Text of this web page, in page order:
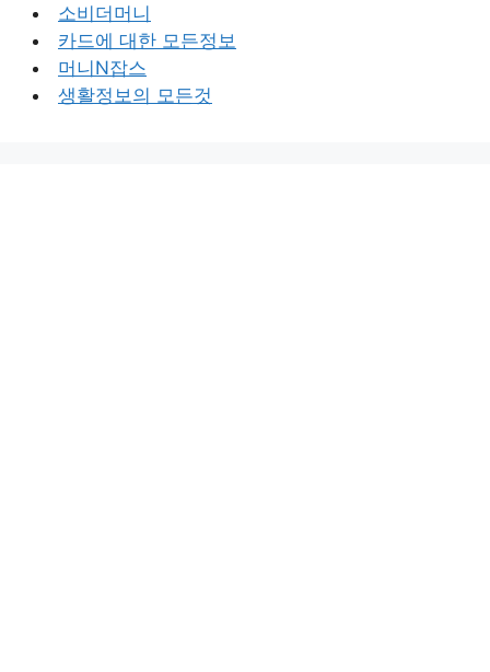
소비더머니
카드에 대한 모든정보
머니N잡스
생활정보의 모든것